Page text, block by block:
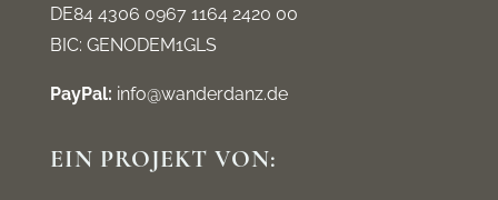
DE84 4306 0967 1164 2420 00
BIC: GENODEM1GLS
PayPal: info@wanderdanz.de
EIN PROJEKT VON: